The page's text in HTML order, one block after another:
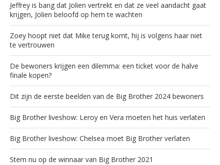
Jeffrey is bang dat Jolien vertrekt en dat ze veel aandacht gaat
krijgen, Jolien beloofd op hem te wachten
Zoey hoopt niet dat Mike terug komt, hij is volgens haar niet
te vertrouwen
De bewoners krijgen een dilemma: een ticket voor de halve
finale kopen?
Dit zijn de eerste beelden van de Big Brother 2024 bewoners
Big Brother liveshow: Leroy en Vera moeten het huis verlaten
Big Brother liveshow: Chelsea moet Big Brother verlaten
Stem nu op de winnaar van Big Brother 2021